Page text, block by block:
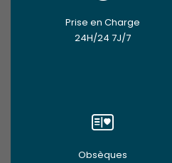
Prise en Charge
24H/24 7J/7
Obsèques